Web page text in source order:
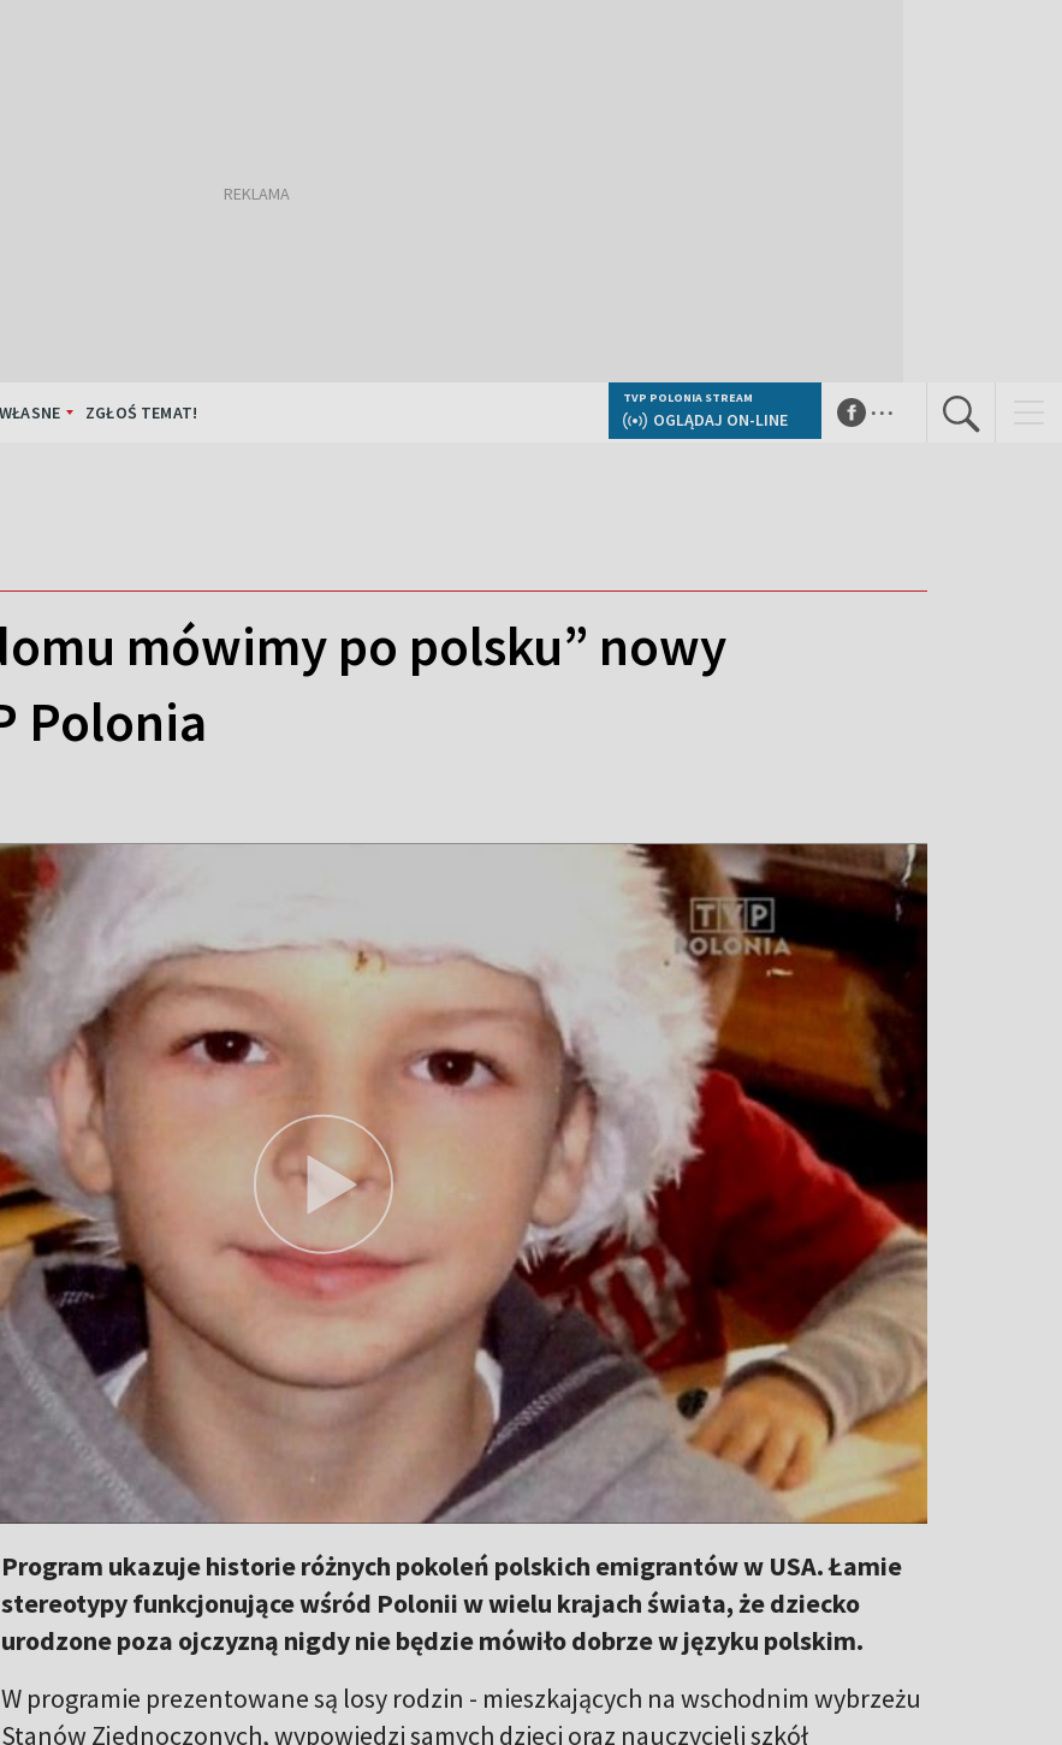
ZGŁOŚ TEMAT!
TVP POLONIA STREAM
OGLĄDAJ ON-LINE ...
mówimy po polsku” nowy
Polonia
Program ukazuje historie różnych pokoleń polskich emigrantów w USA. Łamie
stereotypy funkcjonujące wśród Polonii w wielu krajach świata, że dziecko
urodzone poza ojczyzną nigdy nie będzie mówiło dobrze w języku polskim.
W programie prezentowane są losy rodzin - mieszkających na wschodnim wybrzeżu
Stanów Zjednoczonych, wypowiedzi samych dzieci oraz nauczycieli szkół